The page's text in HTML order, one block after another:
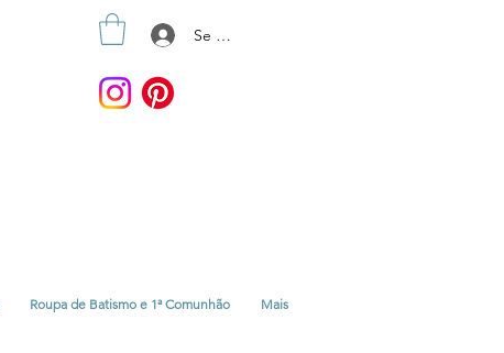
Se connecter
Roupa de Batismo e 1ª Comunhão Mais